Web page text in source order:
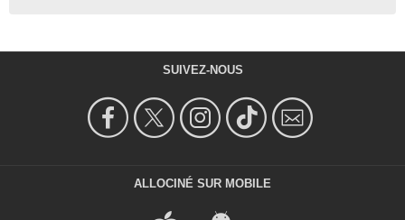
SUIVEZ-NOUS
ALLOCINÉ SUR MOBILE